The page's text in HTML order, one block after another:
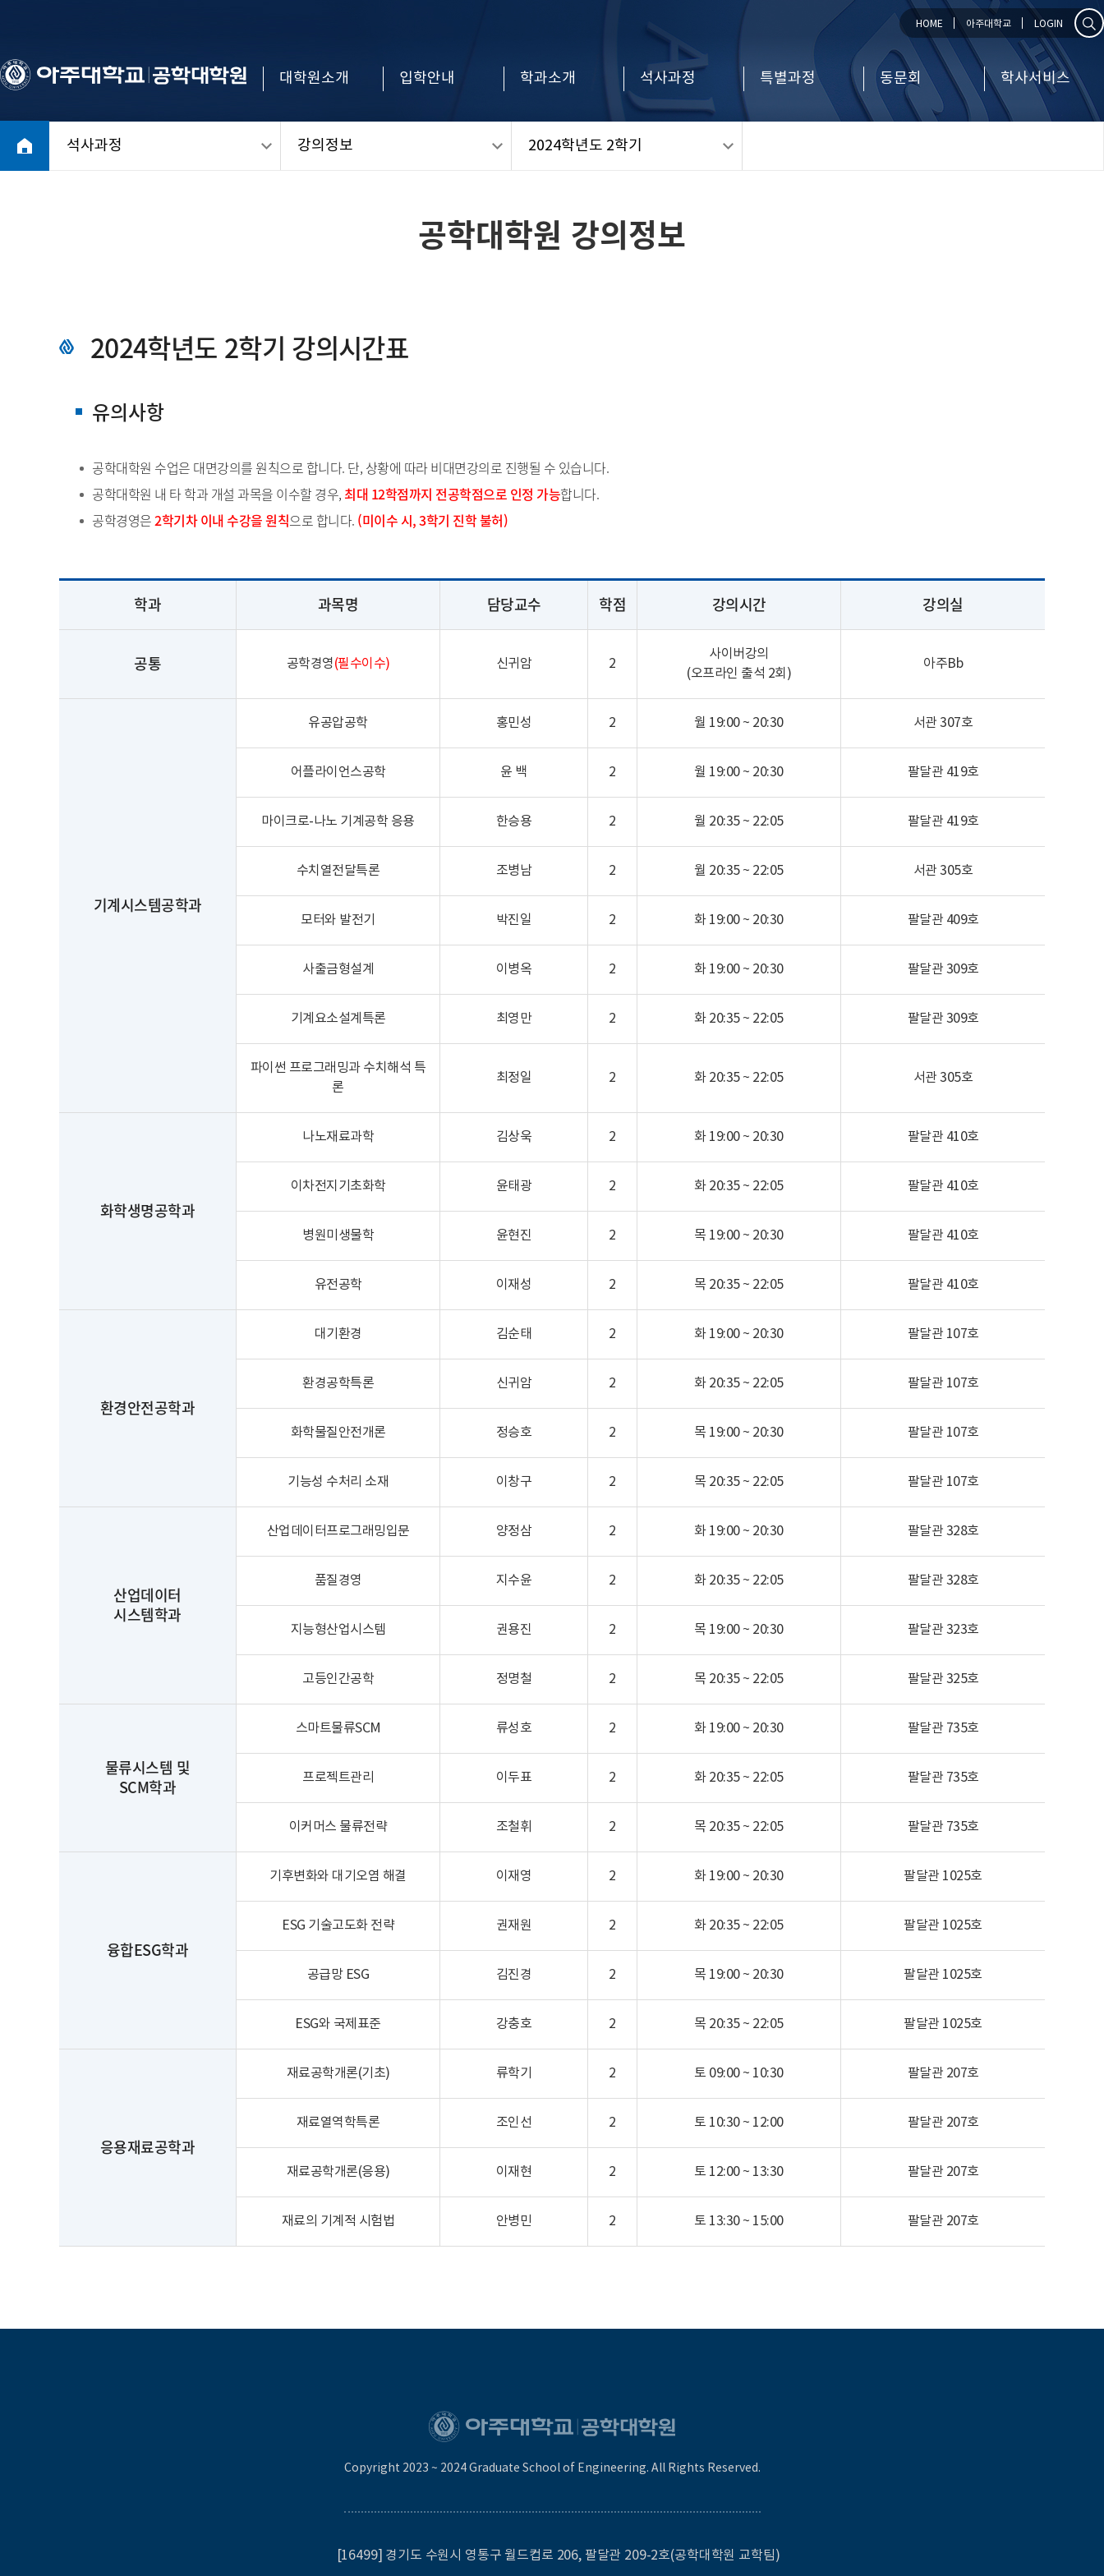
HOME 아주대학교 LOGIN
대학원소개 입학안내 학과소개 석사과정 특별과정 동문회 학사서비스
석사과정 강의정보 2024학년도 2학기
공학대학원 강의정보
2024학년도 2학기 강의시간표
유의사항
공학대학원 수업은 대면강의를 원칙으로 합니다. 단, 상황에 따라 비대면강의로 진행될 수 있습니다.
공학대학원 내 타 학과 개설 과목을 이수할 경우, 최대 12학점까지 전공학점으로 인정 가능합니다.
공학경영은2학기차 이내 수강을 원칙으로 합니다. (미이수 시, 3학기 진학 불허)
학과 과목명 담당교수 학점 강의시간 강의실
공통 공학경영(필수이수) 신귀암 2
사이버강의
(오프라인 출석 2회)
아주Bb
기계시스템공학과
유공압공학 홍민성 2 월 19:00 ~ 20:30 서관 307호
어플라이언스공학 윤 백 2 월 19:00 ~ 20:30 팔달관 419호
마이크로-나노 기계공학 응용 한승용 2 월 20:35 ~ 22:05 팔달관 419호
수치열전달특론 조병남 2 월 20:35 ~ 22:05 서관 305호
모터와 발전기 박진일 2 화 19:00 ~ 20:30 팔달관 409호
사출금형설계 이병옥 2 화 19:00 ~ 20:30 팔달관 309호
기계요소설계특론 최영만 2 화 20:35 ~ 22:05 팔달관 309호
파이썬 프로그래밍과 수치해석 특
론
최정일 2 화 20:35 ~ 22:05 서관 305호
화학생명공학과
나노재료과학 김상욱 2 화 19:00 ~ 20:30 팔달관 410호
이차전지기초화학 윤태광 2 화 20:35 ~ 22:05 팔달관 410호
병원미생물학 윤현진 2 목 19:00 ~ 20:30 팔달관 410호
유전공학 이재성 2 목 20:35 ~ 22:05 팔달관 410호
환경안전공학과
대기환경 김순태 2 화 19:00 ~ 20:30 팔달관 107호
환경공학특론 신귀암 2 화 20:35 ~ 22:05 팔달관 107호
화학물질안전개론 정승호 2 목 19:00 ~ 20:30 팔달관 107호
기능성 수처리 소재 이창구 2 목 20:35 ~ 22:05 팔달관 107호
산업데이터
시스템학과
산업데이터프로그래밍입문 양정삼 2 화 19:00 ~ 20:30 팔달관 328호
품질경영 지수윤 2 화 20:35 ~ 22:05 팔달관 328호
지능형산업시스템 권용진 2 목 19:00 ~ 20:30 팔달관 323호
고등인간공학 정명철 2 목 20:35 ~ 22:05 팔달관 325호
물류시스템 및
SCM학과
스마트물류SCM 류성호 2 화 19:00 ~ 20:30 팔달관 735호
프로젝트관리 이두표 2 화 20:35 ~ 22:05 팔달관 735호
이커머스 물류전략 조철휘 2 목 20:35 ~ 22:05 팔달관 735호
융합ESG학과
기후변화와 대기오염 해결 이재영 2 화 19:00 ~ 20:30 팔달관 1025호
ESG 기술고도화 전략 권재원 2 화 20:35 ~ 22:05 팔달관 1025호
공급망 ESG 김진경 2 목 19:00 ~ 20:30 팔달관 1025호
ESG와 국제표준 강충호 2 목 20:35 ~ 22:05 팔달관 1025호
응용재료공학과
재료공학개론(기초) 류학기 2 토 09:00 ~ 10:30 팔달관 207호
재료열역학특론 조인선 2 토 10:30 ~ 12:00 팔달관 207호
재료공학개론(응용) 이재현 2 토 12:00 ~ 13:30 팔달관 207호
재료의 기계적 시험법 안병민 2 토 13:30 ~ 15:00 팔달관 207호
Copyright 2023 ~ 2024 Graduate School of Engineering. All Rights Reserved.
[16499] 경기도 수원시 영통구 월드컵로 206, 팔달관 209-2호(공학대학원 교학팀)